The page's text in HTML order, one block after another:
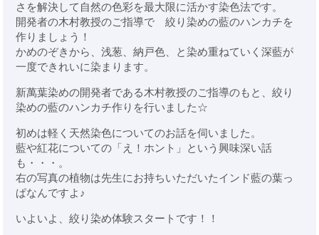
さを解決して 自然の色彩を最大限に活かす染色法です。
開発者の木村教授のご指導で 絞り染めの藍のハンカチを
作りましょう！
かめのぞきから、浅葱、納戸色、と染め重ねていく深藍が
一度できれいに染まります。
新萬葉染めの開発者である木村教授のご指導のもと、絞り
染めの藍のハンカチ作りを行いました☆
初めは軽く天然染色についてのお話を伺いました。
藍や紅花についての「え！ホント」という興味深い話
も・・・。
右の写真の植物は先生にお持ちいただいたインド藍の葉っ
ぱなんですよ♪
いよいよ、絞り染め体験スタートです！！